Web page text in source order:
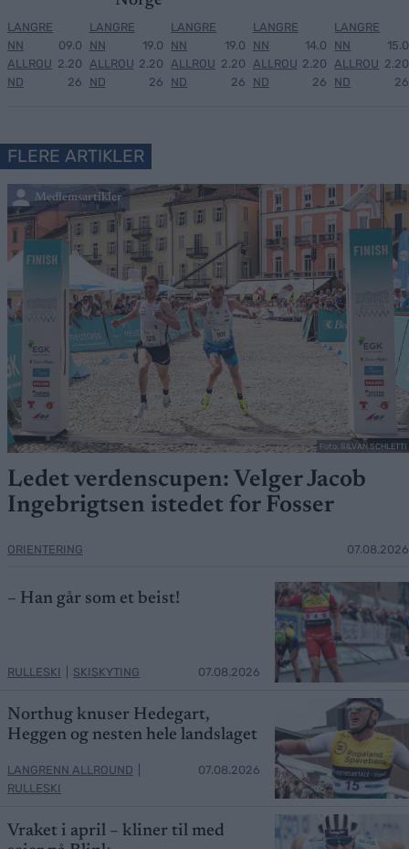
LANGRE
NN
ALLROU
ND
09.0
2.20
26
LANGRE
NN
ALLROU
ND
19.0
2.20
26
LANGRE
NN
ALLROU
ND
19.0
2.20
26
LANGRE
NN
ALLROU
ND
14.0
2.20
26
LANGRE
NN
ALLROU
ND
15.0
2.20
26
FLERE ARTIKLER
Medlemsartikler
Foto: SILVAN SCHLETTI
Ledet verdenscupen: Velger Jacob
Ingebrigtsen istedet for Fosser
ORIENTERING 07.08.2026
– Han går som et beist!
RULLESKI SKISKYTING 07.08.2026
Northug knuser Hedegart,
Heggen og nesten hele landslaget
LANGRENN ALLROUND
RULLESKI
07.08.2026
Vraket i april – kliner til med